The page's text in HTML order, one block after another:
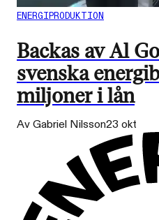
ENERGIPRODUKTION
Backas av Al
svenska
miljoner i lån
Av Gabriel Nilsson23 okt